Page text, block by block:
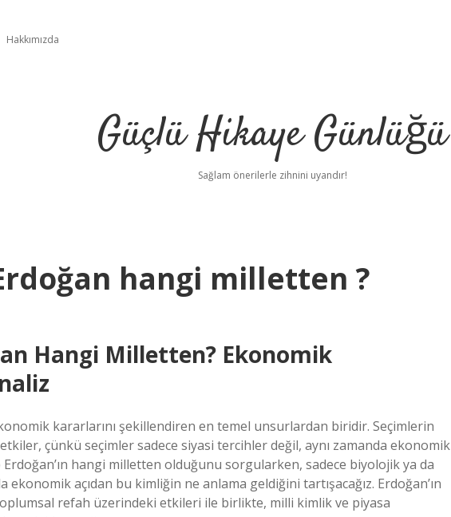
Hakkımızda
Güçlü Hikaye Günlüğü
Sağlam önerilerle zihnini uyandır!
hangi milletten ?
Hangi Milletten? Ekonomik
kararlarını şekillendiren en temel unsurlardan biridir. Seçimlerin
çünkü seçimler sadece siyasi tercihler değil, aynı zamanda ekonomik
hangi milletten olduğunu sorgularken, sadece biyolojik ya da
açıdan bu kimliğin ne anlama geldiğini tartışacağız. Erdoğan’ın
refah üzerindeki etkileri ile birlikte, milli kimlik ve piyasa